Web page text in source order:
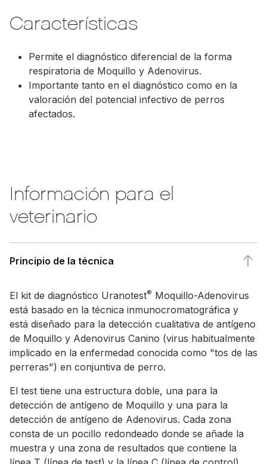
Características
Permite el diagnóstico diferencial de la forma
respiratoria de Moquillo y Adenovirus.
Importante tanto en el diagnóstico como en la
valoración del potencial infectivo de perros
afectados.
Información para el
veterinario
Principio de la técnica
El kit de diagnóstico Uranotest® Moquillo-Adenovirus
está basado en la técnica inmunocromatográfica y
está diseñado para la detección cualitativa de antígeno
de Moquillo y Adenovirus Canino (virus habitualmente
implicado en la enfermedad conocida como "tos de las
perreras") en conjuntiva de perro.
El test tiene una estructura doble, una para la
detección de antígeno de Moquillo y una para la
detección de antígeno de Adenovirus. Cada zona
consta de un pocillo redondeado donde se añade la
muestra y una zona de resultados que contiene la